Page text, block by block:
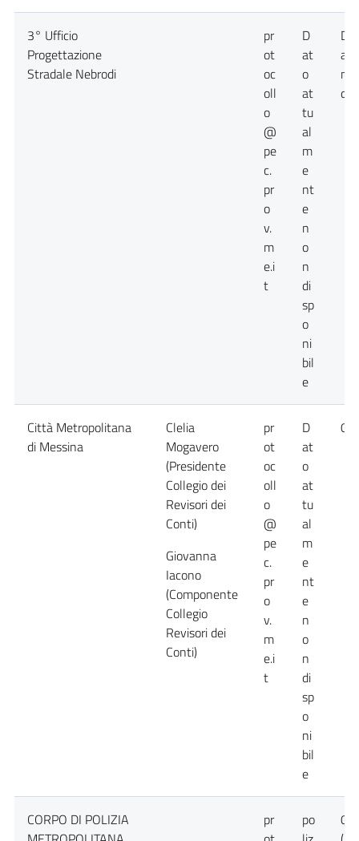
3° Ufficio
Progettazione
Stradale Nebrodi
pr
ot
oc
oll
o
@
pe
c.
pr
o
v.
m
e.i
t
D
at
o
at
tu
al
m
e
nt
e
n
o
n
di
sp
o
ni
bil
e
Città Metropolitana
di Messina
Clelia
Mogavero
(Presidente
Collegio dei
Revisori dei
Conti)
Giovanna
Iacono
(Componente
Collegio
Revisori dei
Conti)
pr
ot
oc
oll
o
@
pe
c.
pr
o
v.
m
e.i
t
D
at
o
at
tu
al
m
e
nt
e
n
o
n
di
sp
o
ni
bil
e
CORPO DI POLIZIA
pr
po